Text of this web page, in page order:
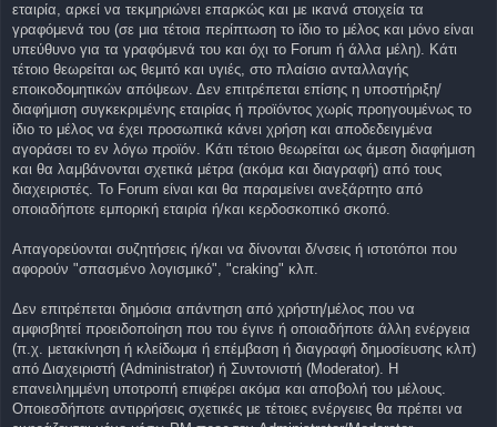
εταιρία, αρκεί να τεκμηριώνει επαρκώς και με ικανά στοιχεία τα
γραφόμενά του (σε μια τέτοια περίπτωση το ίδιο το μέλος και μόνο είναι
υπεύθυνο για τα γραφόμενά του και όχι το Forum ή άλλα μέλη). Κάτι
τέτοιο θεωρείται ως θεμιτό και υγιές, στο πλαίσιο ανταλλαγής
εποικοδομητικών απόψεων. Δεν επιτρέπεται επίσης η υποστήριξη/
διαφήμιση συγκεκριμένης εταιρίας ή προϊόντος χωρίς προηγουμένως το
ίδιο το μέλος να έχει προσωπικά κάνει χρήση και αποδεδειγμένα
αγοράσει το εν λόγω προϊόν. Κάτι τέτοιο θεωρείται ως άμεση διαφήμιση
και θα λαμβάνονται σχετικά μέτρα (ακόμα και διαγραφή) από τους
διαχειριστές. Το Forum είναι και θα παραμείνει ανεξάρτητο από
οποιαδήποτε εμπορική εταιρία ή/και κερδοσκοπικό σκοπό.
Απαγορεύονται συζητήσεις ή/και να δίνονται δ/νσεις ή ιστοτόποι που
αφορούν "σπασμένο λογισμικό", "craking" κλπ.
Δεν επιτρέπεται δημόσια απάντηση από χρήστη/μέλος που να
αμφισβητεί προειδοποίηση που του έγινε ή οποιαδήποτε άλλη ενέργεια
(π.χ. μετακίνηση ή κλείδωμα ή επέμβαση ή διαγραφή δημοσίευσης κλπ)
από Διαχειριστή (Administrator) ή Συντονιστή (Moderator). Η
επανειλημμένη υποτροπή επιφέρει ακόμα και αποβολή του μέλους.
Οποιεσδήποτε αντιρρήσεις σχετικές με τέτοιες ενέργειες θα πρέπει να